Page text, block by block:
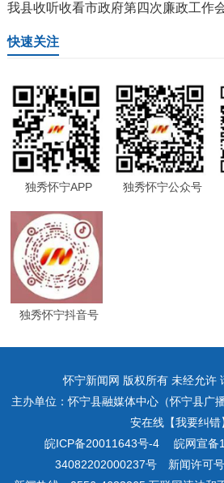
我县收听收看市政府第四次廉政工作
快速关注
独秀怀宁APP 独秀怀宁公众号
独秀怀宁抖音号
怀宁新闻网 版权所有 未经允许
主办单位：怀宁县融媒体中心（怀宁县
安在线【我要纠错
皖ICP备20011643号-4皖网宣备
34082202000237号 新闻许可